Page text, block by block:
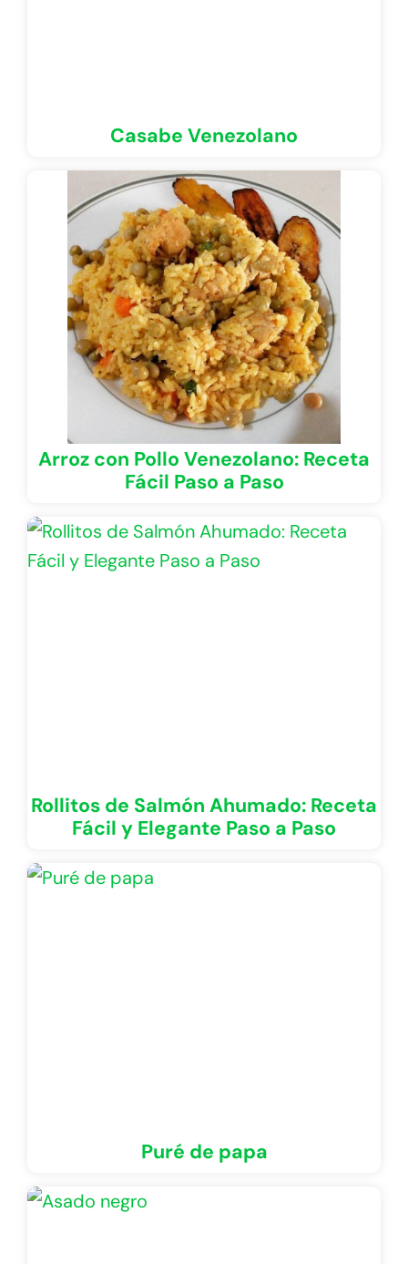
Casabe Venezolano
Arroz con Pollo Venezolano: Receta
Fácil Paso a Paso
Rollitos de Salmón Ahumado: Receta
Fácil y Elegante Paso a Paso
Puré de papa